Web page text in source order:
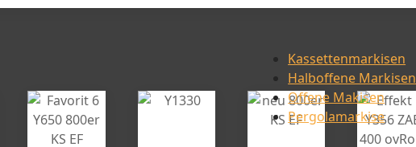
Kassettenmarkisen
Halboffene Markisen
Offene Makisen
Pergolamarkise